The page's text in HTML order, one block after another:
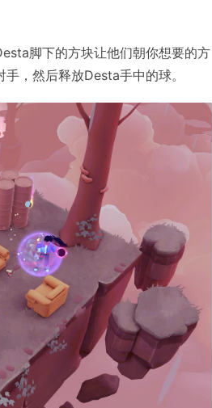
脚下的方块让他们朝你想要的方
，然后释放Desta手中的球。